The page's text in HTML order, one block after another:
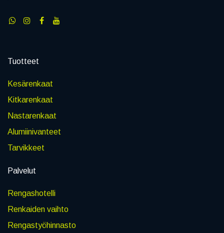
Tuotteet
Kesärenkaat
Kitkarenkaat
Nastarenkaat
Alumiinivanteet
Tarvikkeet
Palvelut
Rengashotelli
Renkaiden vaihto
Rengastyöhinnasto